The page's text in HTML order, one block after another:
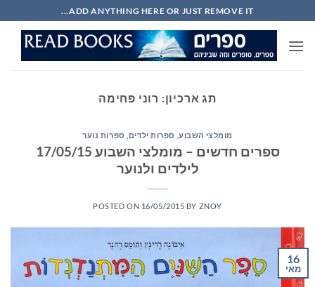
to
content
ADD ANYTHING HERE OR JUST REMOVE IT...
תג ארכיון: רוני פחימה
מומלצי השבוע, ספרות ילדים ספרות נוער
ספרים חדשים – מומלצי השבוע 17/05/15
לילדים ולנוער
POSTED ON 16/05/2015 BY ZNOY
16
מאי